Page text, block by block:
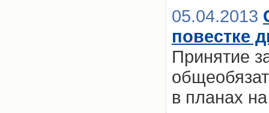
05.04.2013
повестке
Принятие
в планах